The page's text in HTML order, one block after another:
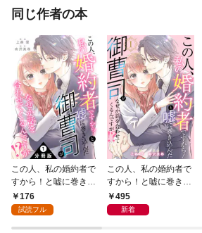
同じ作者の本
この人、私の婚約者で
すから！と嘘に巻き込
んだ御曹司がなぜか話
を合わせてくるんです
176
試読フル
この人、私の婚約者で
すから！と嘘に巻き込
んだ御曹司がなぜか話
を合わせてくるんです
495
新着